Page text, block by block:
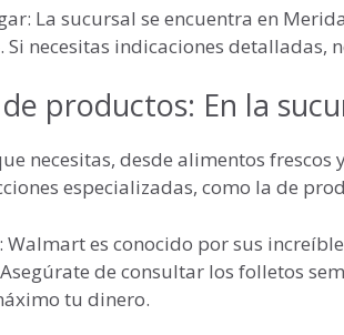
La sucursal se encuentra en
necesitas indicaciones detalladas,
productos: En la
necesitas, desde alimentos
especializadas, como la de
Walmart es conocido por sus
de consultar los folletos
tu dinero.